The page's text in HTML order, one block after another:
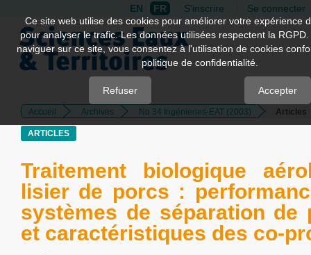
Quick
jump
page
Main
Navigation
Sidebar
EN FR S'inscrire Se connecter
Accueil Archives No 34 Ingénieries-EAT (2003) Articles
ARTICLES
Traitement biologique
lisier de porcs :
systèmes de séparation de
et caractéristiques des co-
Ce site web utilise des cookies pour améliorer votre expérience
pour analyser le trafic. Les données utilisées respectent la
naviguer sur ce site, vous consentez à l'utilisation de cookies
politique de confidentialité.
Refuser Accepter